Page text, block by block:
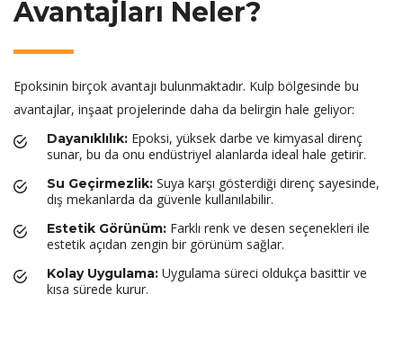
Avantajları Neler?
Epoksinin birçok avantajı bulunmaktadır. Kulp bölgesinde bu
avantajlar, inşaat projelerinde daha da belirgin hale geliyor:
Dayanıklılık: Epoksi, yüksek darbe ve kimyasal direnç
sunar, bu da onu endüstriyel alanlarda ideal hale getirir.
Su Geçirmezlik: Suya karşı gösterdiği direnç sayesinde,
dış mekanlarda da güvenle kullanılabilir.
Estetik Görünüm: Farklı renk ve desen seçenekleri ile
estetik açıdan zengin bir görünüm sağlar.
Kolay Uygulama: Uygulama süreci oldukça basittir ve
kısa sürede kurur.